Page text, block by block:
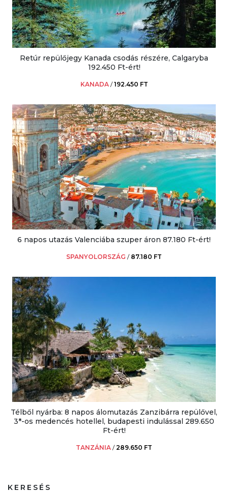
Retúr repülőjegy Kanada csodás részére, Calgaryba
192.450 Ft-ért!
KANADA /192.450 FT
6 napos utazás Valenciába szuper áron 87.180 Ft-ért!
SPANYOLORSZÁG / 87.180 FT
Télből nyárba: 8 napos álomutazás Zanzibárra repülővel,
3*-os medencés hotellel, budapesti indulással 289.650
Ft-ért!
TANZÁNIA /289.650 FT
KERESÉS